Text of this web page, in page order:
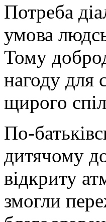
Потреба
умова
Тому
нагоду для
щирого
По-
дитячому
відкриту
змогли